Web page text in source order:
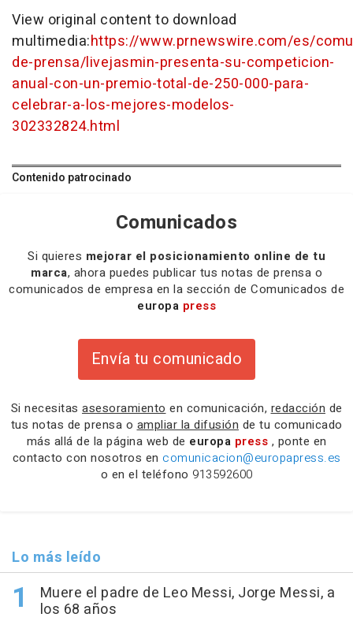
View original content to download
multimedia:https://www.prnewswire.com/es/
de-prensa/livejasmin-presenta-su-competicion-
anual-con-un-premio-total-de-250-000-para-
celebrar-a-los-mejores-modelos-
302332824.html
Contenido patrocinado
Comunicados
Si quieres mejorar el posicionamiento online de tu
marca, ahora puedes publicar tus notas de prensa o
comunicados de empresa en la sección de Comunicados de
europa press
Envía tu comunicado
Si necesitas asesoramiento en comunicación, redacción de
tus notas de prensa o ampliar la difusión de tu comunicado
más allá de la página web de europa press , ponte en
contacto con nosotros en comunicacion@europapress.es
o en el teléfono 913592600
Lo más leído
Muere el padre de Leo Messi, Jorge Messi, a
los 68 años